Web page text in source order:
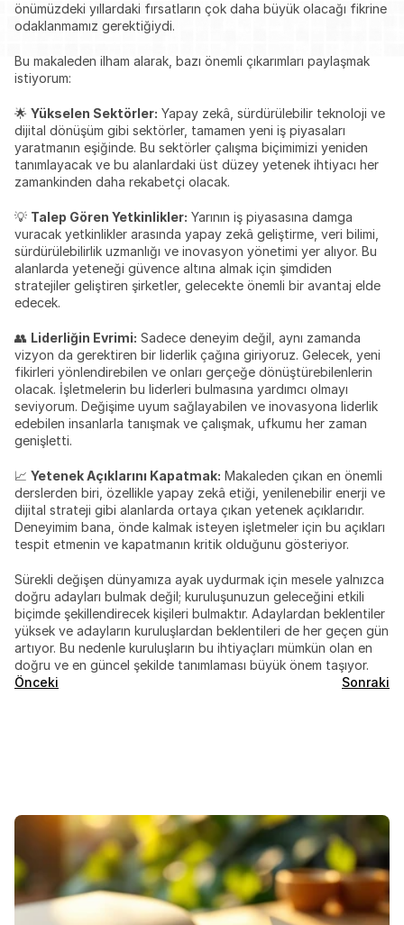
önümüzdeki yıllardaki fırsatların çok daha büyük olacağı fikrine
odaklanmamız gerektiğiydi.
Bu makaleden ilham alarak, bazı önemli çıkarımları paylaşmak
istiyorum:
🌟 Yükselen Sektörler: Yapay zekâ, sürdürülebilir teknoloji ve
dijital dönüşüm gibi sektörler, tamamen yeni iş piyasaları
yaratmanın eşiğinde. Bu sektörler çalışma biçimimizi yeniden
tanımlayacak ve bu alanlardaki üst düzey yetenek ihtiyacı her
zamankinden daha rekabetçi olacak.
💡 Talep Gören Yetkinlikler: Yarının iş piyasasına damga
vuracak yetkinlikler arasında yapay zekâ geliştirme, veri bilimi,
sürdürülebilirlik uzmanlığı ve inovasyon yönetimi yer alıyor. Bu
alanlarda yeteneği güvence altına almak için şimdiden
stratejiler geliştiren şirketler, gelecekte önemli bir avantaj elde
edecek.
👥 Liderliğin Evrimi: Sadece deneyim değil, aynı zamanda
vizyon da gerektiren bir liderlik çağına giriyoruz. Gelecek, yeni
fikirleri yönlendirebilen ve onları gerçeğe dönüştürebilenlerin
olacak. İşletmelerin bu liderleri bulmasına yardımcı olmayı
seviyorum. Değişime uyum sağlayabilen ve inovasyona liderlik
edebilen insanlarla tanışmak ve çalışmak, ufkumu her zaman
genişletti.
📈 Yetenek Açıklarını Kapatmak: Makaleden çıkan en önemli
derslerden biri, özellikle yapay zekâ etiği, yenilenebilir enerji ve
dijital strateji gibi alanlarda ortaya çıkan yetenek açıklarıdır.
Deneyimim bana, önde kalmak isteyen işletmeler için bu açıkları
tespit etmenin ve kapatmanın kritik olduğunu gösteriyor.
Sürekli değişen dünyamıza ayak uydurmak için mesele yalnızca
doğru adayları bulmak değil; kuruluşunuzun geleceğini etkili
biçimde şekillendirecek kişileri bulmaktır. Adaylardan beklentiler
yüksek ve adayların kuruluşlardan beklentileri de her geçen gün
artıyor. Bu nedenle kuruluşların bu ihtiyaçları mümkün olan en
doğru ve en güncel şekilde tanımlaması büyük önem taşıyor.
Önceki
Sonraki